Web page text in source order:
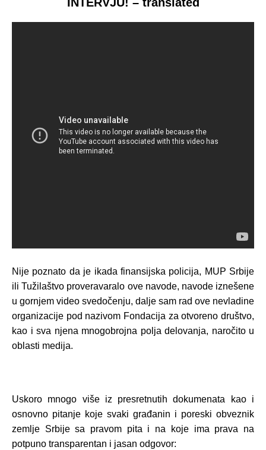
Nije poznato da je ikada finansijska policija, MUP Srbije
ili Tužilaštvo proveravaralo ove navode, navode iznešene
u gornjem video svedočenju, dalje sam rad ove nevladine
organizacije pod nazivom Fondacija za otvoreno društvo,
kao i sva njena mnogobrojna polja delovanja, naročito u
oblasti medija.
Uskoro mnogo više iz presretnutih dokumenata kao i
osnovno pitanje koje svaki građanin i poreski obveznik
zemlje Srbije sa pravom pita i na koje ima prava na
potpuno transparentan i jasan odgovor: